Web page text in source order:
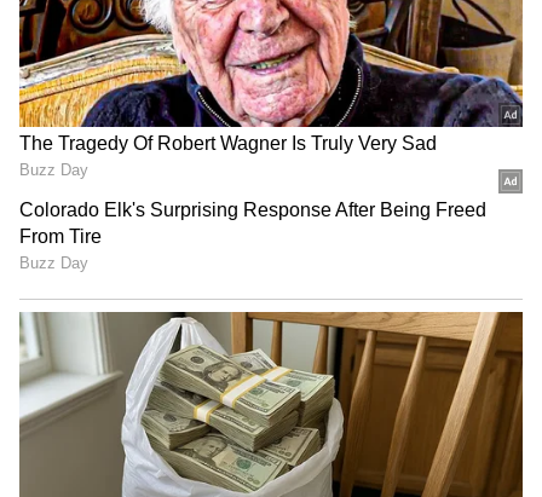
நாட்டில், வேலையின்மை
அதிகரித்துக்கொண்டே வருகின்றது.
லட்சக்கணக்கான இளைஞர்கள் இந்தியப்
படையில் சேர்ந்து பணியாற்ற
விரும்புகின்றனர். இந்த நிலையில்,
தொழில் நிறுவனங்களில் ஒப்பந்த
அடிப்படையில் பணியாளர்களை அமர்த்தி,
பிறகு தூக்கி எறியும் நடைமுறை போன்று,
ஒப்பந்த அடிப்படையில் இளைஞர்களை
இந்தியப் படையில் சேர்த்துவிட்டு,
தொடர்ந்து பணியாற்ற வாய்ப்பு
அளிக்காமல், 4 ஆண்டுகளில் தூக்கி
வீசுகின்ற நடைமுறை, ராணுவத்தின்
பிரேமலதா விஜயகாந்த் !